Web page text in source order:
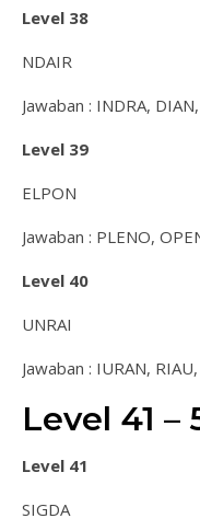
Level 38
NDAIR
Jawaban : INDRA,
Level 39
ELPON
Jawaban : PLENO,
Level 40
UNRAI
Jawaban : IURAN,
Level 41 –
Level 41
SIGDA